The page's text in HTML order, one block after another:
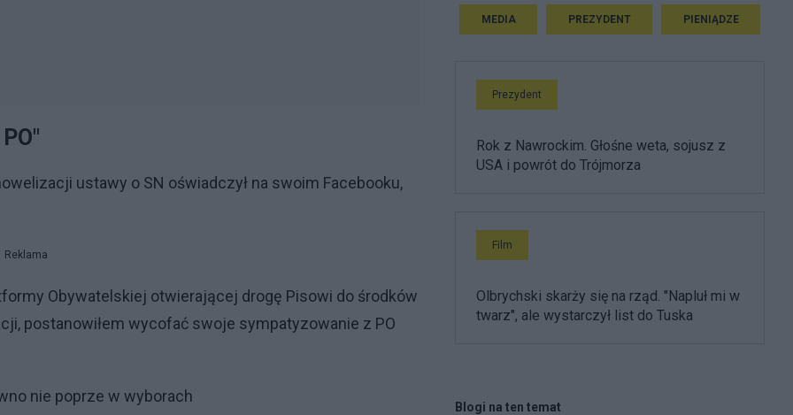
ustawy o SN oświadczył na swoim Facebooku,
Reklama
Obywatelskiej otwierającej drogę Pisowi do środków
postanowiłem wycofać swoje sympatyzowanie z PO
nie poprze w wyborach
MEDIA PREZYDENT PIENIĄDZE
Prezydent
Rok z Nawrockim. Głośne weta, sojusz z
USA i powrót do Trójmorza
Film
Olbrychski skarży się na rząd. "Napluł mi w
twarz", ale wystarczył list do Tuska
Blogi na ten temat